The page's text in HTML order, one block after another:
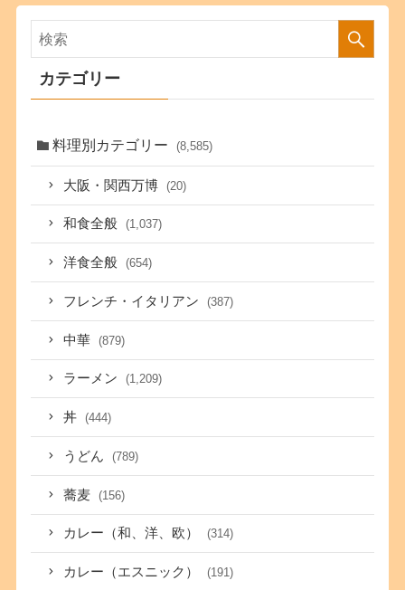
カテゴリー
料理別カテゴリー (8,585)
大阪・関西万博 (20)
和食全般 (1,037)
洋食全般 (654)
フレンチ・イタリアン (387)
中華 (879)
ラーメン (1,209)
丼 (444)
うどん (789)
蕎麦 (156)
カレー（和、洋、欧） (314)
カレー（エスニック） (191)